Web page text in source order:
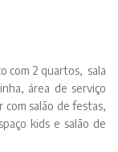
com 2 quartos, sala
área de serviço
com salão de festas,
kids e salão de